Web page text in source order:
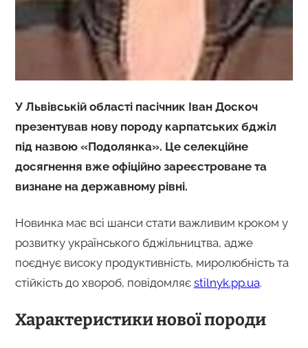
У Львівській області пасічник Іван Доскоч
презентував нову породу карпатських бджіл
під назвою «Подолянка». Це селекційне
досягнення вже офіційно зареєстроване та
визнане на державному рівні.
Новинка має всі шанси стати важливим кроком у
розвитку українського бджільництва, адже
поєднує високу продуктивність, миролюбність та
стійкість до хвороб, повідомляє stilnyk.pp.ua.
Характеристики нової породи